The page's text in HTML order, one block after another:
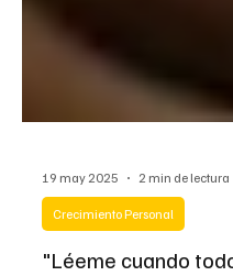
19 may 2025 2 min de lectura